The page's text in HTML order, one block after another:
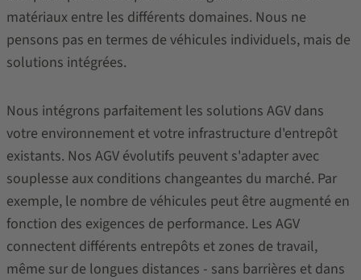
matériaux entre les différents domaines. Nous ne
pensons pas en termes de véhicules individuels, mais de
solutions intégrées.
Nous intégrons parfaitement les solutions AGV dans
votre environnement et votre infrastructure d'entrepôt
existants. Nos AGV évolutifs peuvent s'adapter avec
souplesse aux conditions changeantes du marché. Par
exemple, le nombre de véhicules peut être augmenté en
fonction des exigences de performance. Les AGV
connectent différents entrepôts et zones de travail,
même sur de longues distances - sans barrières et dans